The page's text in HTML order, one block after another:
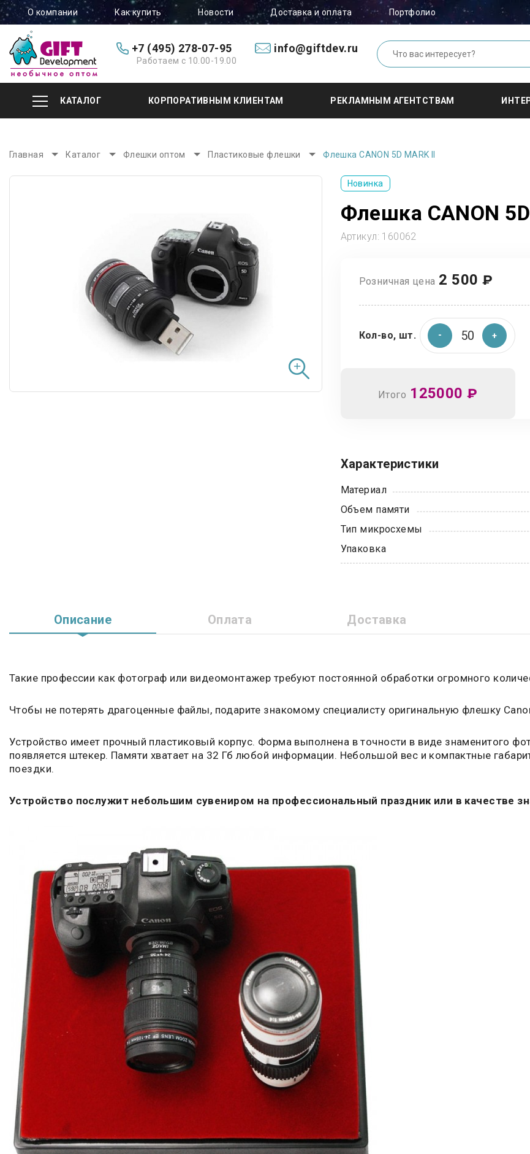
О компании Как купить Новости Доставка и оплата Портфолио
+7 (495) 278-07-95
Работаем с 10.00-19.00
info@giftdev.ru
КАТАЛОГ КОРПОРАТИВНЫМ КЛИЕНТАМ РЕКЛАМНЫМ АГЕНТСТВАМ
Главная Каталог Флешки оптом Пластиковые флешки Флешка CANON 5D MARK II
Новинка
Флешка CANON
Артикул: 160062
Розничная цена 2 500 ₽
Кол-во, шт.
Итого 125000 ₽
Характеристики
Материал
Объем памяти
Тип микросхемы
Упаковка
Описание Оплата Доставка
Такие профессии как фотограф или видеомонтажер требуют постоянной обработки огромного
Чтобы не потерять драгоценные файлы, подарите знакомому специалисту оригинальную флешку
Устройство имеет прочный пластиковый корпус. Форма выполнена в точности в виде знаменитого
появляется штекер. Памяти хватает на 32 Гб любой информации. Небольшой вес и компактные
поездки.
Устройство послужит небольшим сувениром на профессиональный праздник или в качестве